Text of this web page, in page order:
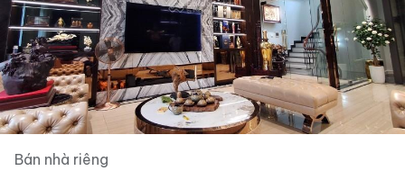
Bán nhà riêng